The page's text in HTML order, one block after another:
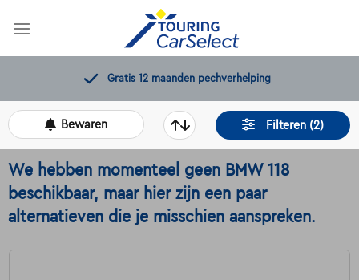
Gratis 12 maanden pechverhelping
Filteren (2)
Bewaren
We hebben momenteel geen BMW 118
beschikbaar, maar hier zijn een paar
alternatieven die je misschien aanspreken.